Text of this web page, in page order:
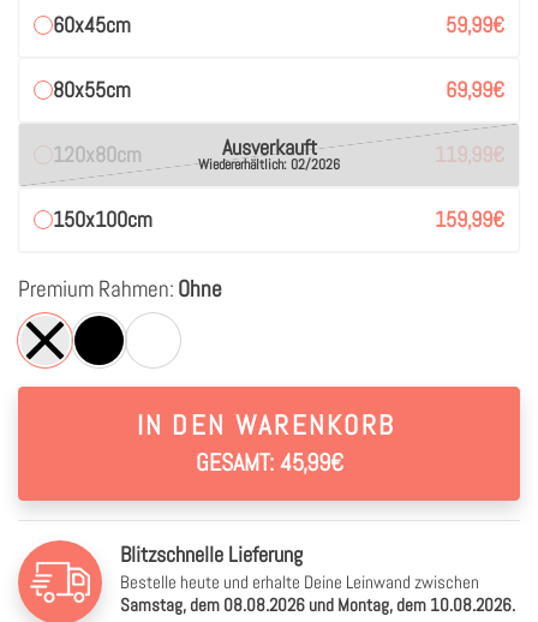
60x45cm 59,99€
80x55cm 69,99€
120x80cm Ausverkauft
Wiedererhältlich: 02/2026 119,99€
150x100cm 159,99€
Premium Rahmen: Ohne
IN DEN WARENKORB
GESAMT: 45,99€
Blitzschnelle Lieferung
Bestelle heute und erhalte Deine Leinwand zwischen
Samstag, dem 08.08.2026 und Montag, dem 10.08.2026.